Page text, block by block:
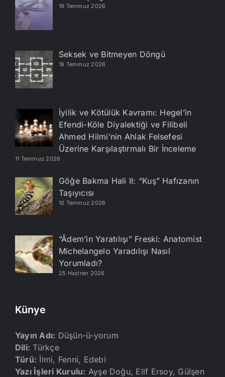
19 Temmuz 2026
Seksek ve Bitmeyen Döngü
18 Temmuz 2026
İyilik ve Kötülük Kavramı: Hegel’in
Efendi-Köle Diyalektiği ve Filibeli
Ahmed Hilmi’nin Ahlak Felsefesi
Üzerine Karşılaştırmalı Bir İnceleme
11 Temmuz 2026
Göğe Bakma Hali II: “Kuş” Hafızanın
Taşıyıcısı
10 Temmuz 2026
“Âdem’in Yaratılışı” Freski: Anatomist
Michelangelo Yaradılışı Nasıl
Yorumladı?
25 Haziran 2026
Künye
Yayın Adı: Düşün-ü-yorum
Dili: Türkçe
Türü: İlmi, Fenni, Edebi
Yazı İşleri Kurulu: Ayşe Doğu, Elif Ersoy, Gülşen